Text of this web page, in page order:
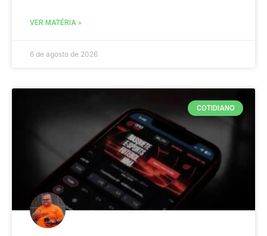
VER MATÉRIA »
6 de agosto de 2026
COTIDIANO